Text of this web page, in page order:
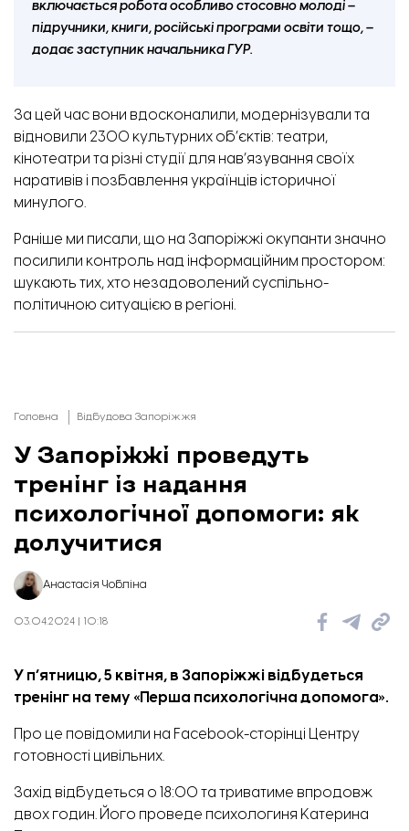
включається робота особливо стосовно молоді –
підручники, книги, російські програми освіти тощо, –
додає заступник начальника ГУР.
За цей час вони вдосконалили, модернізували та
відновили 2300 культурних об’єктів: театри,
кінотеатри та різні студії для нав’язування своїх
наративів і позбавлення українців історичної
минулого.
Раніше ми писали, що на Запоріжжі окупанти значно
посилили контроль над інформаційним простором:
шукають тих, хто незадоволений суспільно-
політичною ситуацією в регіоні.
Головна Відбудова Запоріжжя
У Запоріжжі проведуть
тренінг із надання
психологічної допомоги: як
долучитися
Анастасія Чобліна
03.04.2024 | 10:18
У п’ятницю, 5 квітня, в Запоріжжі відбудеться
тренінг на тему «Перша психологічна допомога».
Про це повідомили на Facebook-сторінці Центру
готовності цивільних.
Захід відбудеться о 18:00 та триватиме впродовж
двох годин. Його проведе психологиня Катерина